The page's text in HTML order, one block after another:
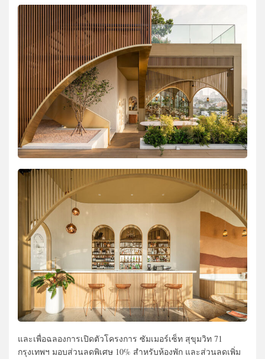
และเพื่อฉลองการเปิดตัวโครงการ ซัมเมอร์เซ็ท สุขุมวิท 71
กรุงเทพฯ มอบส่วนลดพิเศษ 10% สำหรับห้องพัก และส่วนลดเพิ่ม